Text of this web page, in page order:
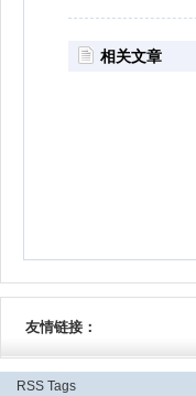
相关文章
友情链接：
RSS Tags